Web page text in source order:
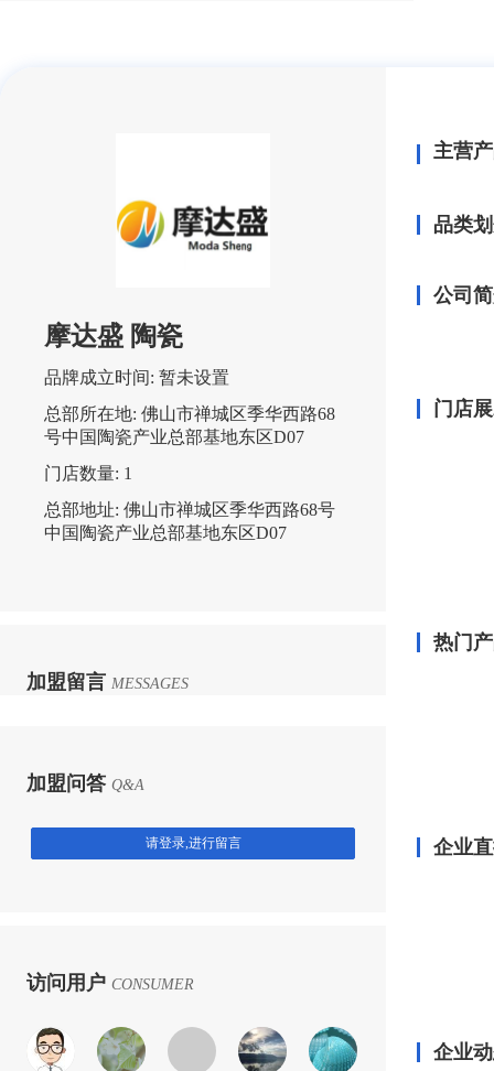
摩达盛 陶瓷
品牌成立时间: 暂未设置
总部所在地: 佛山市禅城区季华西路68
号中国陶瓷产业总部基地东区D07
门店数量: 1
总部地址: 佛山市禅城区季华西路68号
中国陶瓷产业总部基地东区D07
加盟留言 MESSAGES
加盟问答 Q&A
请登录,进行留言
访问用户 CONSUMER
主营
品类
公司
门店
热门
企业
企业